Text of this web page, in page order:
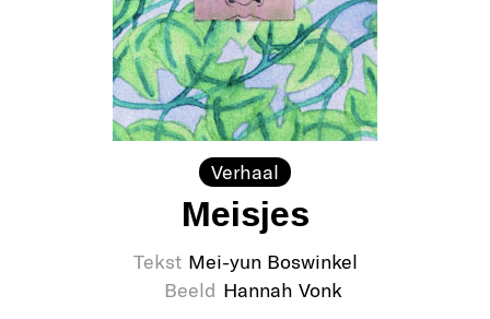
Verhaal
Meisjes
Tekst Mei-yun Boswinkel
Beeld Hannah Vonk